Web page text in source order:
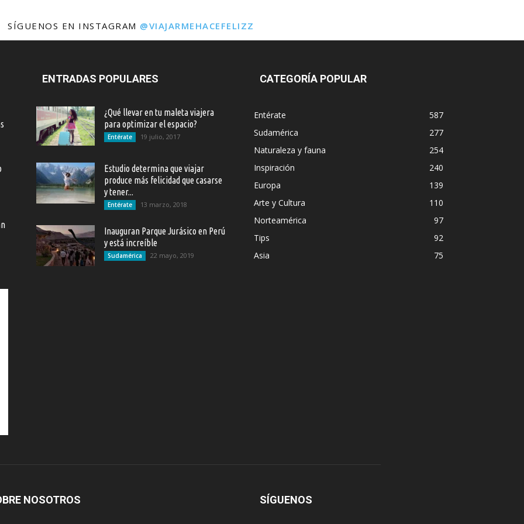
SÍGUENOS EN INSTAGRAM @VIAJARMEHACEFELIZZ
ENTRADAS POPULARES
¿Qué llevar en tu maleta viajera
para optimizar el espacio?
Entérate 19 julio, 2017
Estudio determina que viajar
produce más felicidad que casarse
y tener...
Entérate 13 marzo, 2018
Inauguran Parque Jurásico en Perú
y está increíble
Sudamérica 22 mayo, 2019
CATEGORÍA POPULAR
Entérate
587
Sudamérica
277
Naturaleza y fauna
254
Inspiración
240
Europa
139
Arte y Cultura
110
Norteamérica
97
Tips
92
Asia
75
NOSOTROS SÍGUENOS